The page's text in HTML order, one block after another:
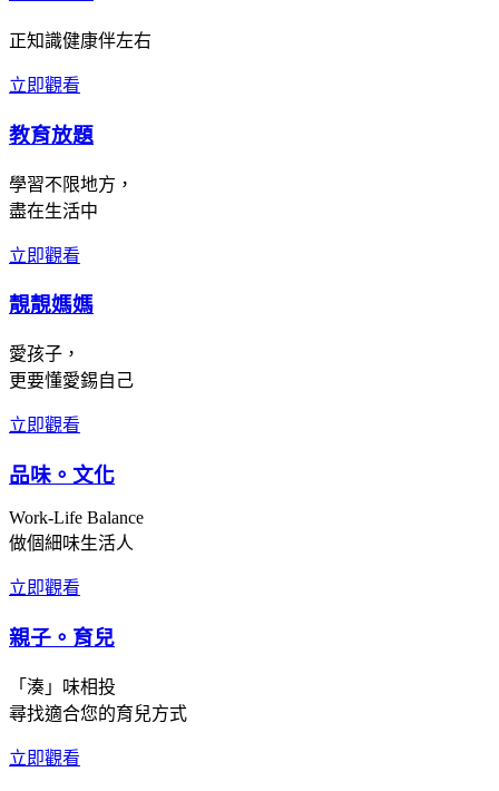
正知識健康伴左右
立即觀看
教育放題
學習不限地方，
盡在生活中
立即觀看
靚靚媽媽
愛孩子，
更要懂愛錫自己
立即觀看
品味。文化
Work-Life Balance
做個細味生活人
立即觀看
親子。育兒
「湊」味相投
尋找適合您的育兒方式
立即觀看